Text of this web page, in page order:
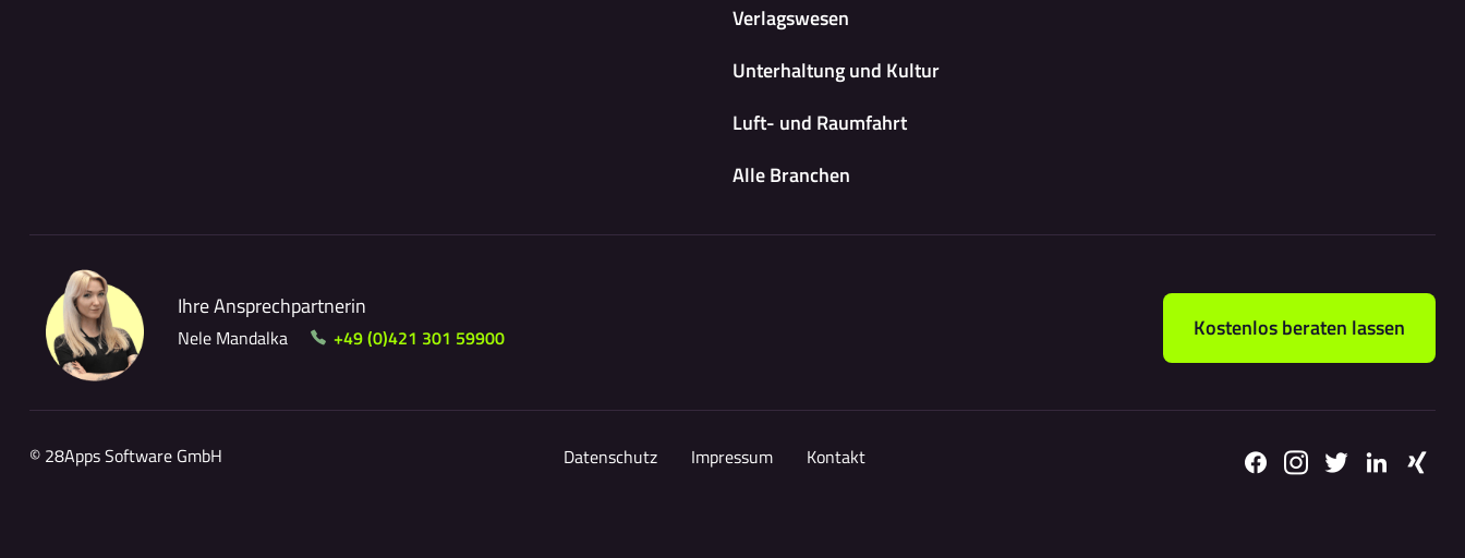
Verlagswesen
Unterhaltung und Kultur
Luft- und Raumfahrt
Alle Branchen
Ihre Ansprechpartnerin
Nele Mandalka +49 (0)421 301 59900 Kostenlos beraten lassen
© 28Apps Software GmbH Datenschutz Impressum Kontakt